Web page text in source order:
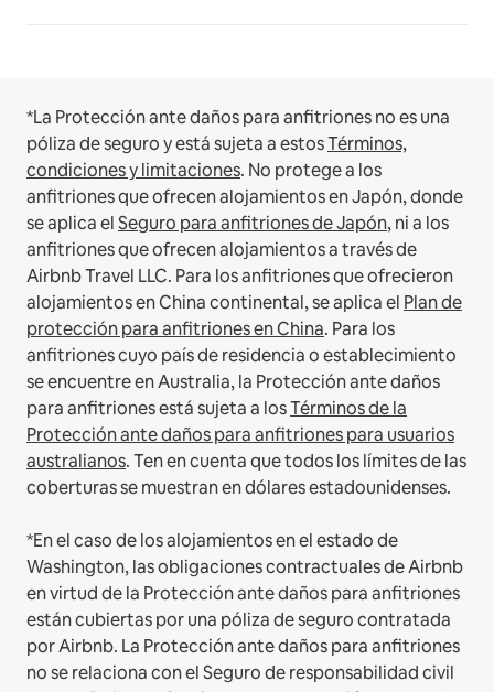
*La Protección ante daños para anfitriones no es una
póliza de seguro y está sujeta a estosTérminos,
condiciones y limitaciones. No protege a los
anfitriones que ofrecen alojamientos en Japón, donde
se aplica elSeguro para anfitriones de Japón, ni a los
anfitriones que ofrecen alojamientos a través de
Airbnb Travel LLC. Para los anfitriones que ofrecieron
alojamientos en China continental, se aplica el Plan de
protección para anfitriones en China. Para los
anfitriones cuyo país de residencia o establecimiento
se encuentre en Australia, la Protección ante daños
para anfitriones está sujeta a losTérminos de la
Protección ante daños para anfitriones para usuarios
australianos. Ten en cuenta que todos los límites de las
coberturas se muestran en dólares estadounidenses.
*En el caso de los alojamientos en el estado de
Washington, las obligaciones contractuales de Airbnb
en virtud de la Protección ante daños para anfitriones
están cubiertas por una póliza de seguro contratada
por Airbnb. La Protección ante daños para anfitriones
no se relaciona con el Seguro de responsabilidad civil